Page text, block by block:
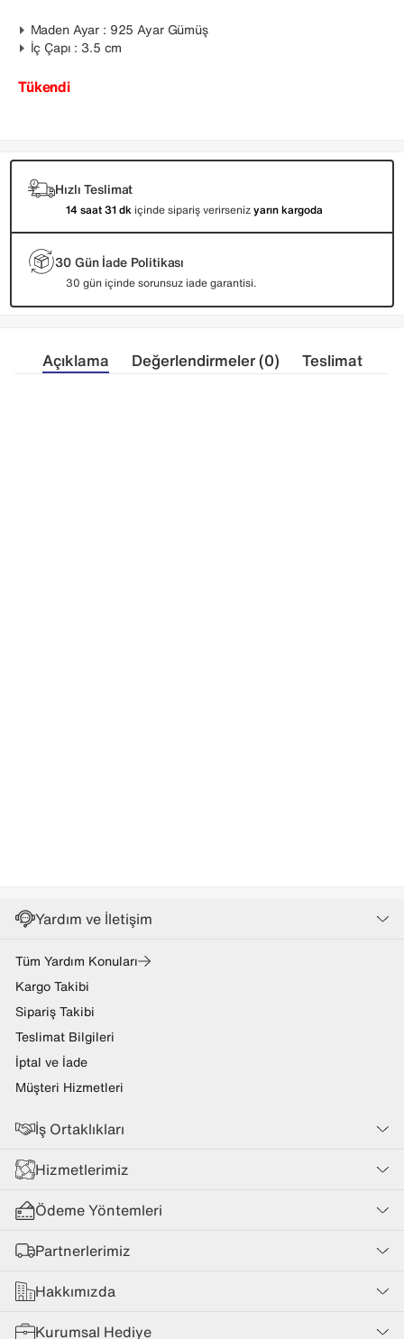
Maden Ayar : 925 Ayar Gümüş
İç Çapı : 3.5 cm
Tükendi
Hızlı Teslimat
14 saat 31 dk içinde sipariş verirsenizyarın kargoda
30 Gün İade Politikası
30 gün içinde sorunsuz iade garantisi.
Açıklama Değerlendirmeler (0) Teslimat
Yardım ve İletişim
Tüm Yardım Konuları
Kargo Takibi
Sipariş Takibi
Teslimat Bilgileri
İptal ve İade
Müşteri Hizmetleri
İş Ortaklıkları
Hizmetlerimiz
Ödeme Yöntemleri
Partnerlerimiz
Hakkımızda
Kurumsal Hediye